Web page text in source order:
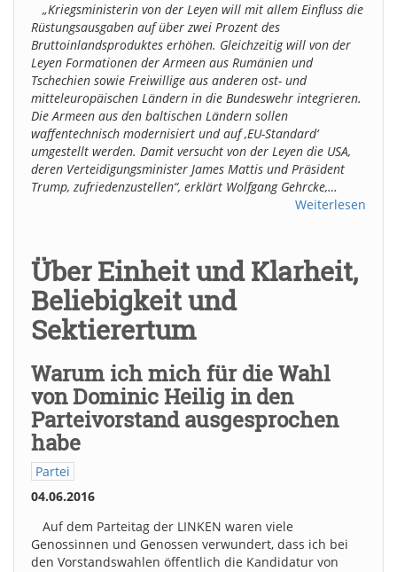
„Kriegsministerin von der Leyen will mit allem Einfluss die
Rüstungsausgaben auf über zwei Prozent des
Bruttoinlandsproduktes erhöhen. Gleichzeitig will von der
Leyen Formationen der Armeen aus Rumänien und
Tschechien sowie Freiwillige aus anderen ost- und
mitteleuropäischen Ländern in die Bundeswehr integrieren.
Die Armeen aus den baltischen Ländern sollen
waffentechnisch modernisiert und auf ‚EU-Standard‘
umgestellt werden. Damit versucht von der Leyen die USA,
deren Verteidigungsminister James Mattis und Präsident
Trump, zufriedenzustellen“, erklärt Wolfgang Gehrcke,…
Weiterlesen
Über Einheit und Klarheit,
Beliebigkeit und
Sektierertum
Warum ich mich für die Wahl
von Dominic Heilig in den
Parteivorstand ausgesprochen
habe
Partei
04.06.2016
Auf dem Parteitag der LINKEN waren viele
Genossinnen und Genossen verwundert, dass ich bei
den Vorstandswahlen öffentlich die Kandidatur von